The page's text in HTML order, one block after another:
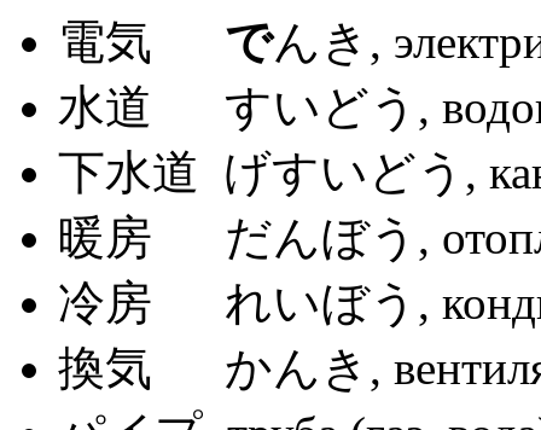
電気
でんき,
水道 すいどう,
下水道 げすいどう,
暖房 だんぼう,
冷房 れいぼう,
換気 かんき,